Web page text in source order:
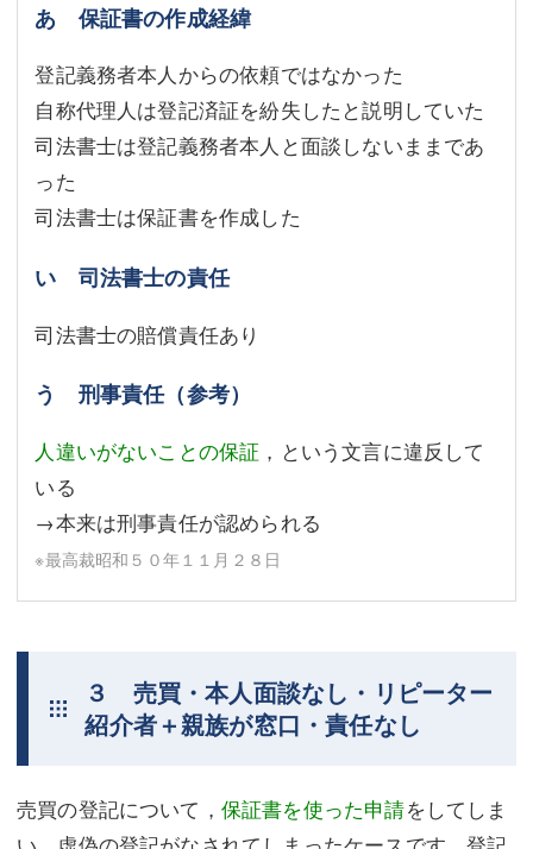
あ 保証書の作成経緯
登記義務者本人からの依頼ではなかった
自称代理人は登記済証を紛失したと説明していた
司法書士は登記義務者本人と面談しないままであ
った
司法書士は保証書を作成した
い 司法書士の責任
司法書士の賠償責任あり
う 刑事責任（参考）
人違いがないことの保証 ，という文言に違反して
いる
→本来は刑事責任が認められる
※最高裁昭和５０年１１月２８日
３ 売買・本人面談なし・リピーター
紹介者＋親族が窓口・責任なし
売買の登記について， 保証書を使った申請をしてしま